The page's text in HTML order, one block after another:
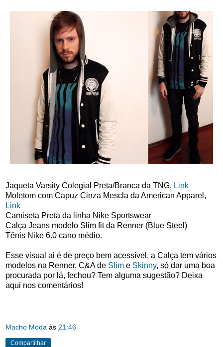
Jaqueta Varsity Colegial Preta/Branca da TNG, Link
Moletom com Capuz Cinza Mescla da American Apparel,
Link
Camiseta Preta da linha Nike Sportswear
Calça Jeans modelo Slim fit da Renner (Blue Steel)
Tênis Nike 6.0 cano médio.
Esse visual ai é de preço bem acessível, a Calça tem vários
modelos na Renner, C&A de Slim e Skinny, só dar uma boa
procurada por lá, fechou? Tem alguma sugestão? Deixa
aqui nos comentários!
Macho Moda às 21:46
Compartilhar